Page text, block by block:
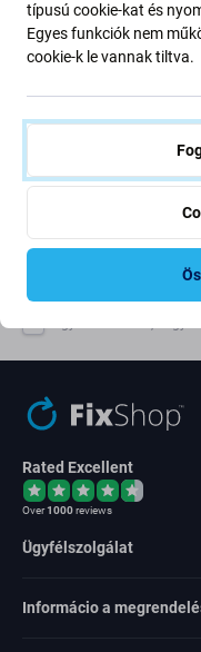
Newsletter Fix
Iratkozzon fel, hogy
ajánlatunkról szóló
16 éves vagyok
Rated Excellent
Over1000reviews
Ügyfélszolgálat
Informácio a
típusú cookie-kat és
Egyes funkciók nem
cookie-k le vannak tiltva.